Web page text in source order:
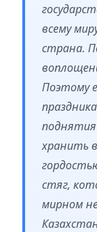
всему
страна.
Поэтому
хранить
стяг,
мирном